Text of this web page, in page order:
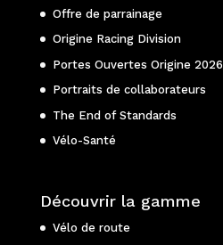
Offre de parrainage
Origine Racing Division
Portes Ouvertes Origine 2026
Portraits de collaborateurs
The End of Standards
Vélo-Santé
Découvrir la gamme
Vélo de route